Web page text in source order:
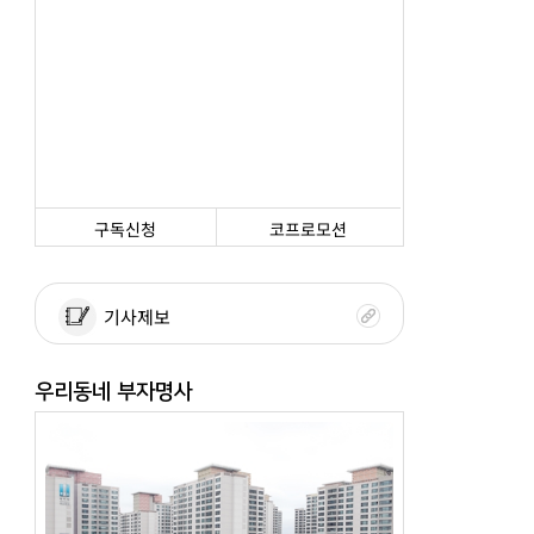
구독신청 코프로모션
기사제보
우리동네 부자명사